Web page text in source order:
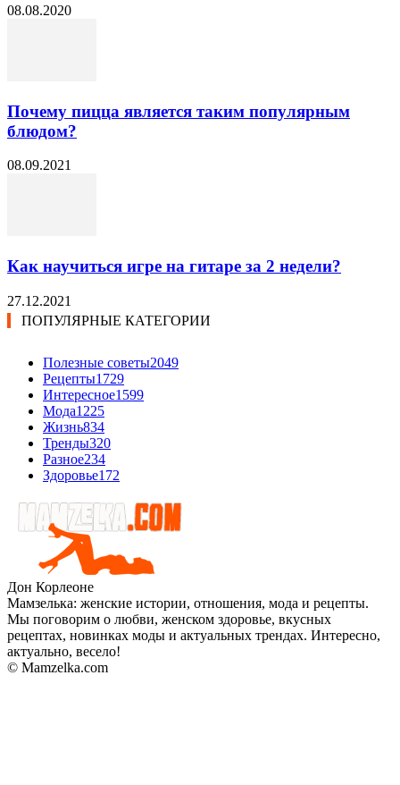
08.08.2020
Почему пицца является таким популярным
блюдом?
08.09.2021
Как научиться игре на гитаре за 2 недели?
27.12.2021
ПОПУЛЯРНЫЕ КАТЕГОРИИ
Полезные советы2049
Рецепты1729
Интересное1599
Мода1225
Жизнь834
Тренды320
Разное234
Здоровье172
Дон Корлеоне
Мамзелька: женские истории, отношения, мода и рецепты.
Мы поговорим о любви, женском здоровье, вкусных
рецептах, новинках моды и актуальных трендах. Интересно,
актуально, весело!
© Mamzelka.com